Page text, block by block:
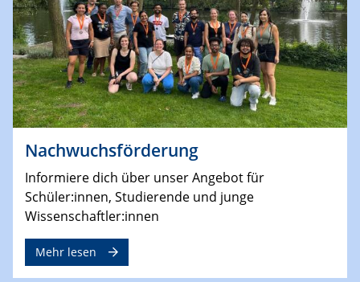
Nachwuchsförderung
Informiere dich über unser Angebot für
Schüler:innen, Studierende und junge
Wissenschaftler:innen
Mehr lesen